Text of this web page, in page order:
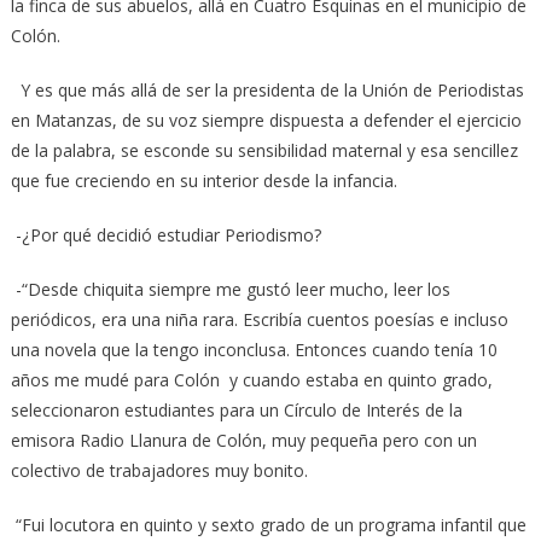
la finca de sus abuelos, allá en Cuatro Esquinas en el municipio de
Colón.
Y es que más allá de ser la presidenta de la Unión de Periodistas
en Matanzas, de su voz siempre dispuesta a defender el ejercicio
de la palabra, se esconde su sensibilidad maternal y esa sencillez
que fue creciendo en su interior desde la infancia.
-¿Por qué decidió estudiar Periodismo?
-“Desde chiquita siempre me gustó leer mucho, leer los
periódicos, era una niña rara. Escribía cuentos poesías e incluso
una novela que la tengo inconclusa. Entonces cuando tenía 10
años me mudé para Colón y cuando estaba en quinto grado,
seleccionaron estudiantes para un Círculo de Interés de la
emisora Radio Llanura de Colón, muy pequeña pero con un
colectivo de trabajadores muy bonito.
“Fui locutora en quinto y sexto grado de un programa infantil que